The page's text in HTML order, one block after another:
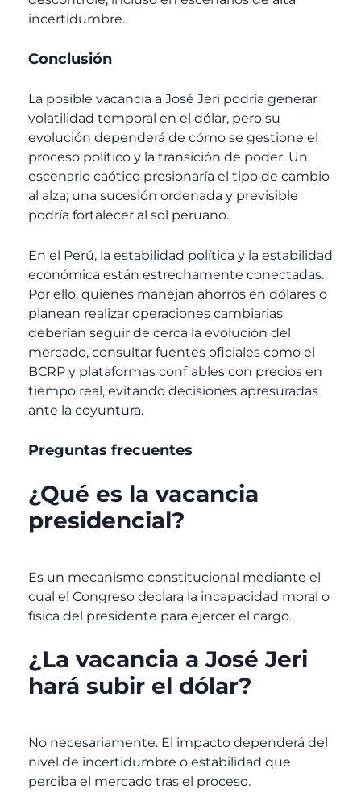
incertidumbre.
Conclusión
La posible vacancia a José Jeri podría generar
volatilidad temporal en el dólar, pero su
evolución dependerá de cómo se gestione el
proceso político y la transición de poder. Un
escenario caótico presionaría el tipo de cambio
al alza; una sucesión ordenada y previsible
podría fortalecer al sol peruano.
En el Perú, la estabilidad política y la estabilidad
económica están estrechamente conectadas.
Por ello, quienes manejan ahorros en dólares o
planean realizar operaciones cambiarias
deberían seguir de cerca la evolución del
mercado, consultar fuentes oficiales como el
BCRP y plataformas confiables con precios en
tiempo real, evitando decisiones apresuradas
ante la coyuntura.
Preguntas frecuentes
¿Qué es la vacancia
presidencial?
Es un mecanismo constitucional mediante el
cual el Congreso declara la incapacidad moral o
física del presidente para ejercer el cargo.
¿La vacancia a José Jeri
hará subir el dólar?
No necesariamente. El impacto dependerá del
nivel de incertidumbre o estabilidad que
perciba el mercado tras el proceso.